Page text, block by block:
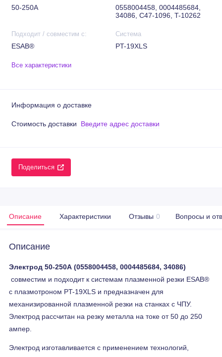
50-250А
0558004458, 0004485684,
34086, C47-1096, T-10262
Подходит / совместим с:
ESAB®
Система
PT-19XLS
Все характеристики
Информация о доставке
Стоимость доставки Введите адрес доставки
Поделиться
Описание Характеристики Отзывы 0 Вопросы и
Описание
Электрод 50-250А (0558004458, 0004485684, 34086)
совместим и подходит к системам плазменной резки ESAB®
с плазмотроном PT-19XLS и предназначен для
механизированной плазменной резки на станках с ЧПУ.
Электрод рассчитан на резку металла на токе от 50 до 250
ампер.
Электрод изготавливается с применением технологий,